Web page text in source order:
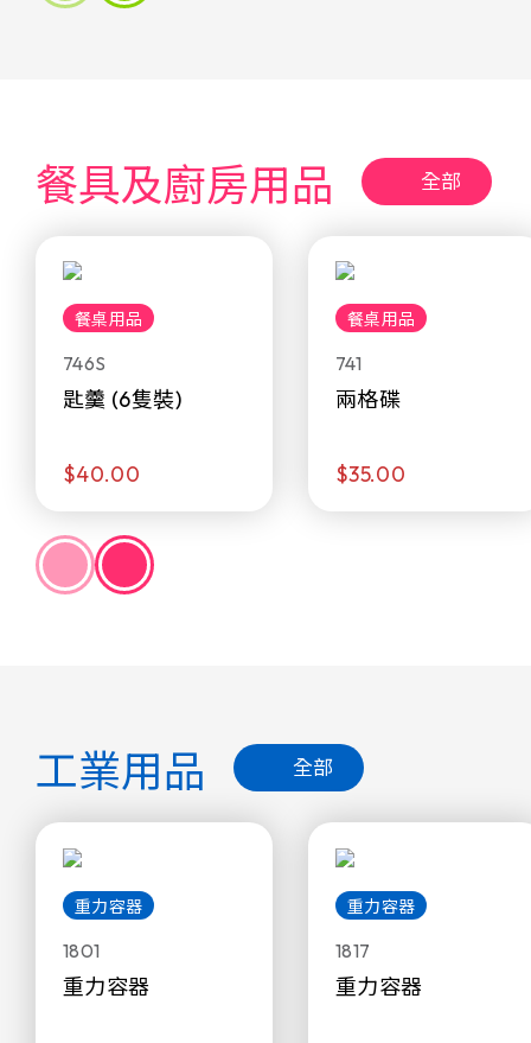
餐具及廚房用品 全部
餐桌用品
746S
匙羹 (6隻裝)
$40.00
餐桌用品
741
兩格碟
$35.00
工業用品 全部
重力容器
1801
重力容器
重力容器
1817
重力容器